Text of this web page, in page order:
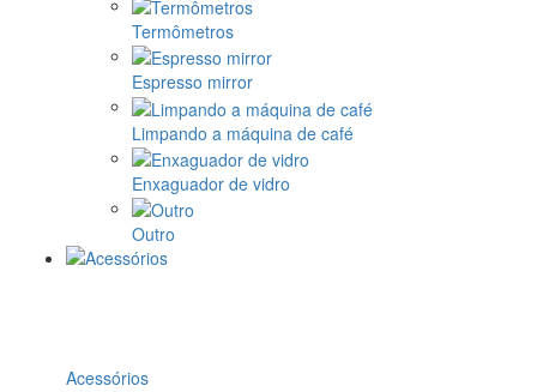
Termômetros
Espresso mirror
Limpando a máquina de café
Enxaguador de vidro
Outro
Acessórios